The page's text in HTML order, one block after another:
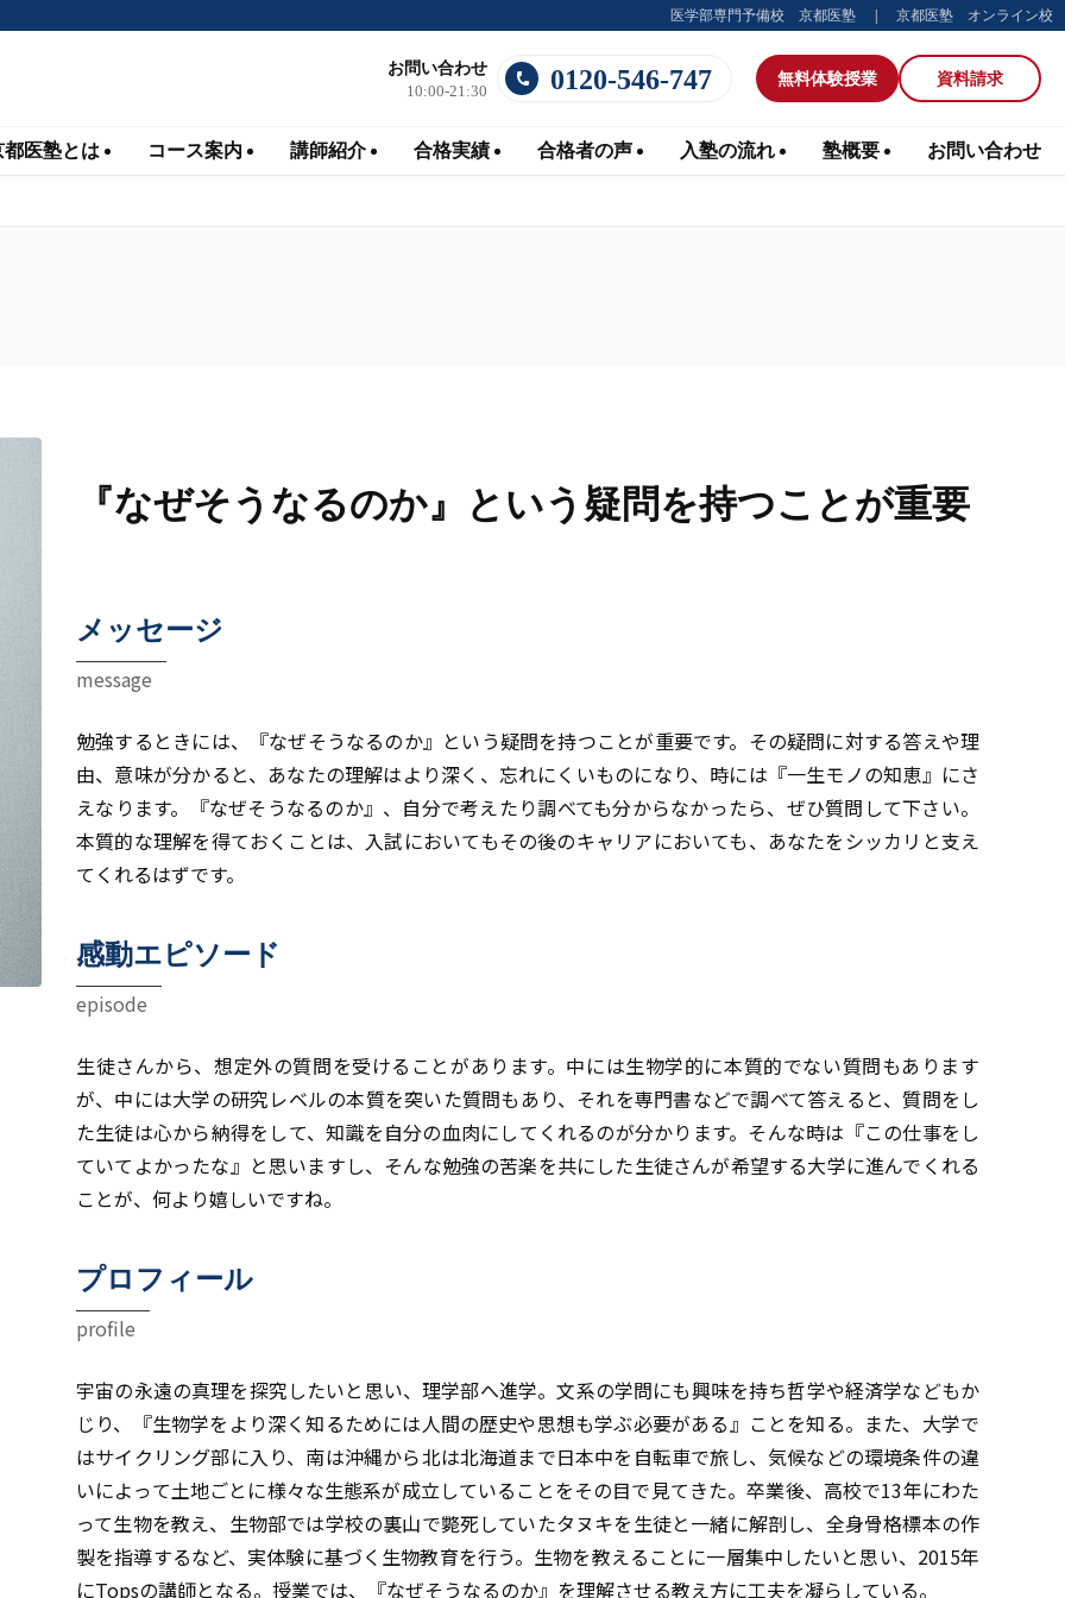
医学部専門予備校 京都医塾 京都医塾 オンライン校
お問い合わせ
10:00-21:30
0120-546-747 無料体験授業 資料請求
都医塾とは コース案内 講師紹介 合格実績 合格者の声 入塾の流れ 塾概要 お問い合わせ
『なぜそうなるのか』という疑問を持つことが重要
メッセージ
message
勉強するときには、『なぜそうなるのか』という疑問を持つことが重要です。その疑問に対する答えや理
由、意味が分かると、あなたの理解はより深く、忘れにくいものになり、時には『一生モノの知恵』にさ
えなります。『なぜそうなるのか』、自分で考えたり調べても分からなかったら、ぜひ質問して下さい。
本質的な理解を得ておくことは、入試においてもその後のキャリアにおいても、あなたをシッカリと支え
てくれるはずです。
感動エピソード
episode
生徒さんから、想定外の質問を受けることがあります。中には生物学的に本質的でない質問もあります
が、中には大学の研究レベルの本質を突いた質問もあり、それを専門書などで調べて答えると、質問をし
た生徒は心から納得をして、知識を自分の血肉にしてくれるのが分かります。そんな時は『この仕事をし
ていてよかったな』と思いますし、そんな勉強の苦楽を共にした生徒さんが希望する大学に進んでくれる
ことが、何より嬉しいですね。
プロフィール
profile
宇宙の永遠の真理を探究したいと思い、理学部へ進学。文系の学問にも興味を持ち哲学や経済学などもか
じり、『生物学をより深く知るためには人間の歴史や思想も学ぶ必要がある』ことを知る。また、大学で
はサイクリング部に入り、南は沖縄から北は北海道まで日本中を自転車で旅し、気候などの環境条件の違
いによって土地ごとに様々な生態系が成立していることをその目で見てきた。卒業後、高校で13年にわた
って生物を教え、生物部では学校の裏山で斃死していたタヌキを生徒と一緒に解剖し、全身骨格標本の作
製を指導するなど、実体験に基づく生物教育を行う。生物を教えることに一層集中したいと思い、2015年
にTopsの講師となる。授業では、『なぜそうなるのか』を理解させる教え方に工夫を凝らしている。